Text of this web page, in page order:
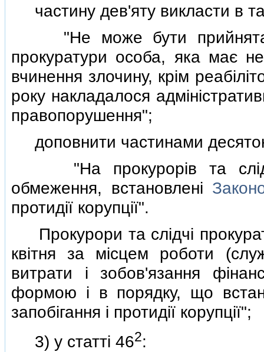
частину дев'яту викласти в
"Не може бути прийнята
прокуратури особа, яка має
вчинення злочину, крiм
року накладалося
правопорушення";
доповнити частинами
"На прокурорiв та
обмеження, встановленi
протидiї корупцiї".
Прокурори та слiдчi
квiтня за мiсцем роботи
витрати i зобов'язання
формою i в порядку, що
запобiгання i протидiї корупцiї";
3) у статтi 462: